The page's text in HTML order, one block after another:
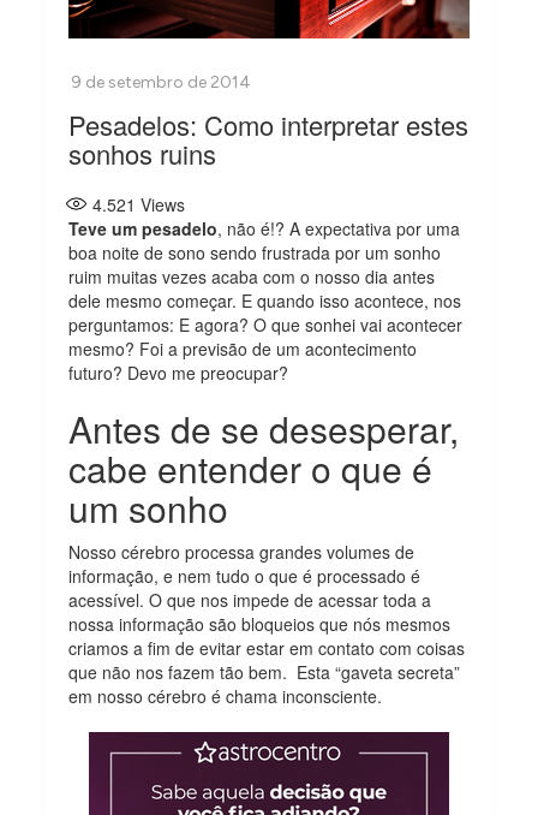
Pesadelos: Como interpretar estes
sonhos ruins
4.521 Views
Teve um pesadelo, não é!? A expectativa por uma
boa noite de sono sendo frustrada por um sonho
ruim muitas vezes acaba com o nosso dia antes
dele mesmo começar. E quando isso acontece, nos
perguntamos: E agora? O que sonhei vai acontecer
mesmo? Foi a previsão de um acontecimento
futuro? Devo me preocupar?
Antes de se desesperar,
cabe entender o que é
um sonho
Nosso cérebro processa grandes volumes de
informação, e nem tudo o que é processado é
acessível. O que nos impede de acessar toda a
nossa informação são bloqueios que nós mesmos
criamos a fim de evitar estar em contato com coisas
que não nos fazem tão bem. Esta “gaveta secreta”
em nosso cérebro é chama inconsciente.